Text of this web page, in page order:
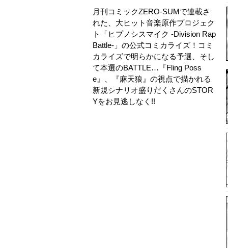
月刊コミックZERO-SUMで連載さ
れた、大ヒット音楽原作プロジェク
ト「ヒプノシスマイク -Division Rap
Battle-」の公式コミカライズ！コミ
カライズで明らかになる予選、そし
て本選のBATTLE…『Fling Poss
e』、『麻天狼』の視点で描かれる
新規シナリオ盛りだくさんのSTOR
Yをお見逃しなく!!